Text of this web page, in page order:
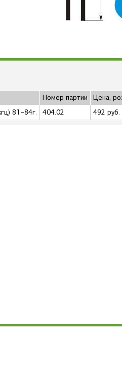
Номер партии Цена,
81~84г.
404.02 492 руб.